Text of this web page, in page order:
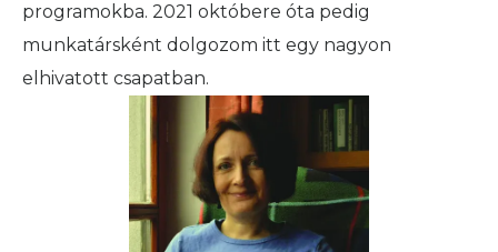
programokba. 2021 októbere óta pedig
munkatársként dolgozom itt egy nagyon
elhivatott csapatban.